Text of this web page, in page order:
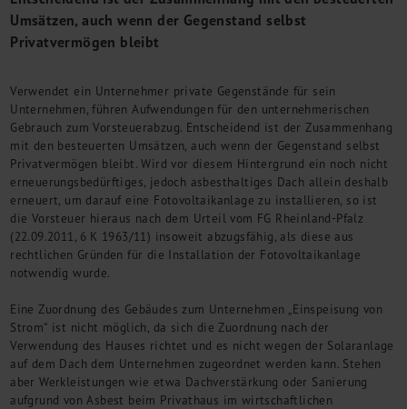
Finanz- und Lohnbuchhaltung
Wirtschaftsprüfung
Steuerberatung
M&A Deutschland/China
Unternehmensfinanzierung
Industrielle Dienstleistungen
Inbound Investments
Coaching
Team
Events
Karriere
Umsätzen, auch wenn der Gegenstand selbst
Privatvermögen bleibt
Verwendet ein Unternehmer private Gegenstände für sein
Unternehmen, führen Aufwendungen für den unternehmerischen
Gebrauch zum Vorsteuerabzug. Entscheidend ist der Zusammenhang
mit den besteuerten Umsätzen, auch wenn der Gegenstand selbst
Privatvermögen bleibt. Wird vor diesem Hintergrund ein noch nicht
erneuerungsbedürftiges, jedoch asbesthaltiges Dach allein deshalb
erneuert, um darauf eine Fotovoltaikanlage zu installieren, so ist
die Vorsteuer hieraus nach dem Urteil vom FG Rheinland-Pfalz
(22.09.2011, 6 K 1963/11) insoweit abzugsfähig, als diese aus
rechtlichen Gründen für die Installation der Fotovoltaikanlage
notwendig wurde.
Eine Zuordnung des Gebäudes zum Unternehmen „Einspeisung von
Strom“ ist nicht möglich, da sich die Zuordnung nach der
Verwendung des Hauses richtet und es nicht wegen der Solaranlage
auf dem Dach dem Unternehmen zugeordnet werden kann. Stehen
aber Werkleistungen wie etwa Dachverstärkung oder Sanierung
aufgrund von Asbest beim Privathaus im wirtschaftlichen